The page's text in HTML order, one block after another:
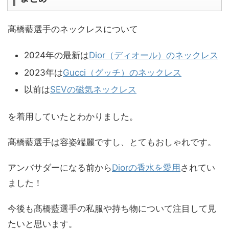
髙橋藍選手のネックレスについて
2024年の最新はDior（ディオール）のネックレス
2023年はGucci（グッチ）のネックレス
以前はSEVの磁気ネックレス
を着用していたとわかりました。
髙橋藍選手は容姿端麗ですし、とてもおしゃれです。
アンバサダーになる前からDiorの香水を愛用 されてい
ました！
今後も髙橋藍選手の私服や持ち物について注目して見
たいと思います。